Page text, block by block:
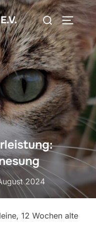
Suchen
nach:
2024
12 Wochen alte